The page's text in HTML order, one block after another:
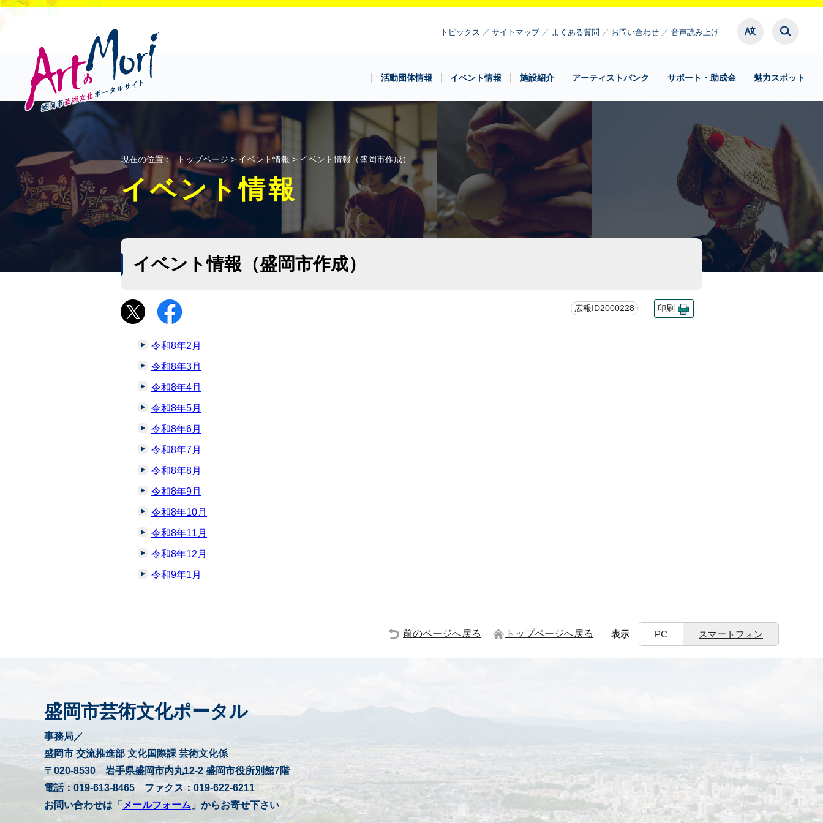
トピックス サイトマップ よくある質問 お問い合わせ 音声読み上げ
活動団体情報 イベント情報 施設紹介 アーティストバンク サポート・助成金 魅力スポット
現在の位置： トップページ > イベント情報 > イベント情報（盛岡市作成）
イベント情報
イベント情報（盛岡市作成）
広報ID2000228 印刷
令和8年2月
令和8年3月
令和8年4月
令和8年5月
令和8年6月
令和8年7月
令和8年8月
令和8年9月
令和8年10月
令和8年11月
令和8年12月
令和9年1月
前のページへ戻る トップページへ戻る 表示 PC スマートフォン
盛岡市芸術文化ポータル
事務局／
盛岡市 交流推進部 文化国際課 芸術文化係
〒020-8530 岩手県盛岡市内丸12-2 盛岡市役所別館7階
電話：019-613-8465 ファクス：019-622-6211
お問い合わせは「 メールフォーム 」からお寄せ下さい